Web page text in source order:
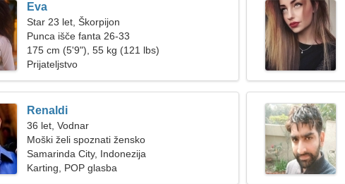
Eva
Star 23 let, Škorpijon
Punca išče fanta 26-33
175 cm (5'9"), 55 kg (121 lbs)
Prijateljstvo
Renaldi
36 let, Vodnar
Moški želi spoznati žensko
Samarinda City, Indonezija
Karting, POP glasba